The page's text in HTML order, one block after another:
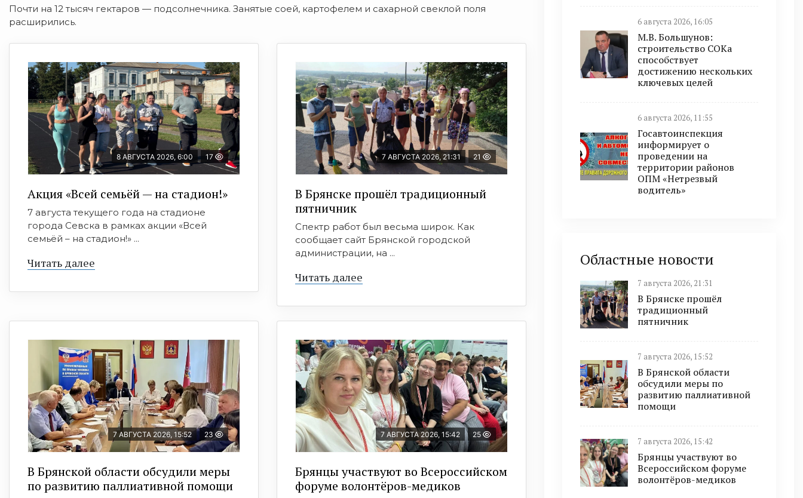
Почти на 12 тысяч гектаров — подсолнечника. Занятые соей, картофелем и сахарной свеклой поля
расширились.
8 АВГУСТА 2026, 6:00 17
Акция «Всей семьёй — на стадион!»
7 августа текущего года на стадионе
города Севска в рамках акции «Всей
семьёй – на стадион!» ...
Читать далее
7 АВГУСТА 2026, 21:31 21
В Брянске прошёл традиционный
пятничник
Спектр работ был весьма широк. Как
сообщает сайт Брянской городской
администрации, на ...
Читать далее
7 АВГУСТА 2026, 15:52 23
В Брянской области обсудили меры
по развитию паллиативной помощи
7 АВГУСТА 2026, 15:42 25
Брянцы участвуют во Всероссийском
форуме волонтёров-медиков
6 августа 2026, 16:05
М.В. Большунов:
строительство СОКа
способствует
достижению нескольких
ключевых целей
6 августа 2026, 11:55
Госавтоинспекция
информирует о
проведении на
территории районов
ОПМ «Нетрезвый
водитель»
Областные новости
7 августа 2026, 21:31
В Брянске прошёл
традиционный
пятничник
7 августа 2026, 15:52
В Брянской области
обсудили меры по
развитию паллиативной
помощи
7 августа 2026, 15:42
Брянцы участвуют во
Всероссийском форуме
волонтёров-медиков